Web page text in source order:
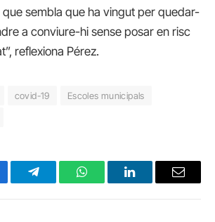
que sembla que ha vingut per quedar-
a conviure-hi sense posar en risc
reflexiona Pérez.
covid-19
Escoles municipals
TelegramWhatsAppLinkedInEmail